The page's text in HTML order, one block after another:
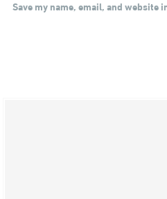
Save my name, email, and